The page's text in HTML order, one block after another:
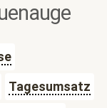
Tagesumsatz